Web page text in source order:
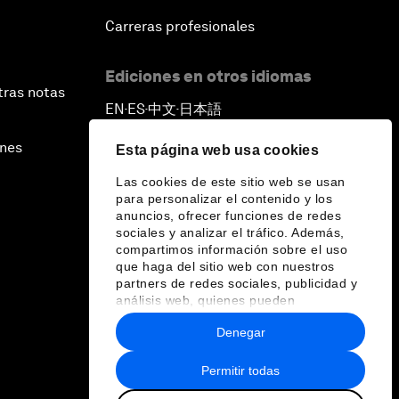
Esta página web usa cookies
Las cookies de este sitio web se usan
para personalizar el contenido y los
anuncios, ofrecer funciones de redes
sociales y analizar el tráfico. Además,
compartimos información sobre el uso
que haga del sitio web con nuestros
partners de redes sociales, publicidad y
análisis web, quienes pueden
combinarla con otra información que les
haya proporcionado o que hayan
recopilado a partir del uso que haya
hecho de sus servicios.
Permitir todas
Denegar
notas
Carreras profesionales
Ediciones en otros idiomas
EN ▪ ES▪中文▪ 日本語